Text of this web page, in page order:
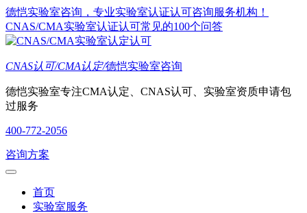
德恺实验室咨询，专业实验室认证认可咨询服务机构！
CNAS/CMA实验室认证认可常见的100个问答
CNAS认可/CMA认定/德恺实验室咨询
德恺实验室专注CMA认定、CNAS认可、实验室资质申请包
过服务
400-772-2056
咨询方案
首页
实验室服务